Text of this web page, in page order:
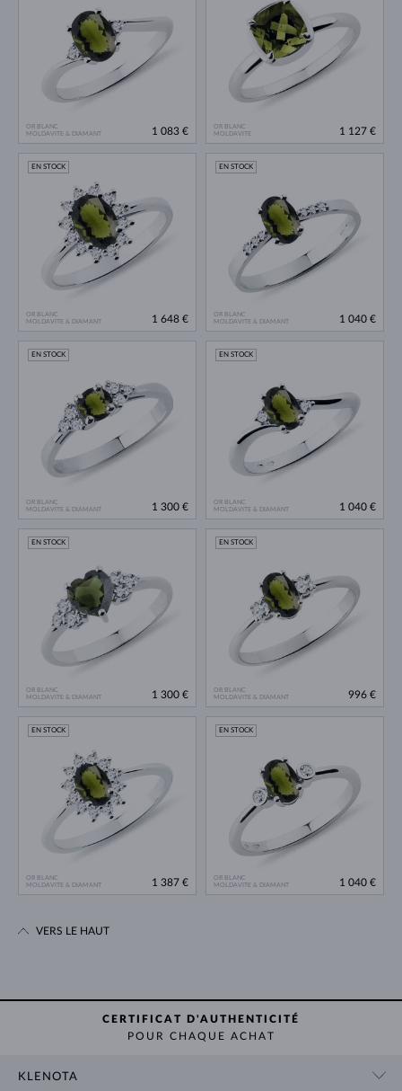
OR BLANC
MOLDAVITE & DIAMANT
1 083 €
OR BLANC
MOLDAVITE
1 127 €
OR BLANC
MOLDAVITE & DIAMANT
EN STOCK
1 648 €
OR BLANC
MOLDAVITE & DIAMANT
EN STOCK
1 040 €
OR BLANC
MOLDAVITE & DIAMANT
EN STOCK
1 300 €
OR BLANC
MOLDAVITE & DIAMANT
EN STOCK
1 040 €
OR BLANC
MOLDAVITE & DIAMANT
EN STOCK
1 300 €
OR BLANC
MOLDAVITE & DIAMANT
EN STOCK
996 €
OR BLANC
MOLDAVITE & DIAMANT
EN STOCK
1 387 €
OR BLANC
MOLDAVITE & DIAMANT
EN STOCK
1 040 €
VERS LE HAUT
CERTIFICAT D'AUTHENTICITÉ
POUR CHAQUE ACHAT
KLENOTA